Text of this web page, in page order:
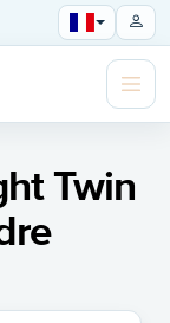
Twin